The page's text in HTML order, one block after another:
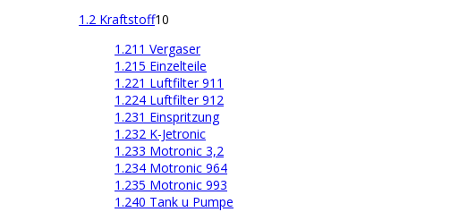
1.2 Kraftstoff10
1.211 Vergaser
1.215 Einzelteile
1.221 Luftfilter 911
1.224 Luftfilter 912
1.231 Einspritzung
1.232 K-Jetronic
1.233 Motronic 3,2
1.234 Motronic 964
1.235 Motronic 993
1.240 Tank u Pumpe